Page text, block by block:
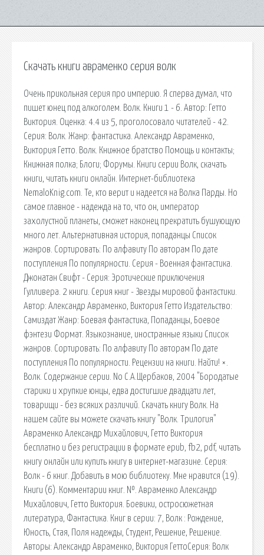
Скачать книги авраменко серия волк
Очень прикольная серия про империю. Я сперва думал, что
пишет юнец под алкоголем. Волк. Книги 1 - 6. Автор: Гетто
Виктория. Оценка: 4.4 из 5, проголосовало читателей - 42.
Серия: Волк. Жанр: фантастика. Александр Авраменко,
Виктория Гетто. Волк. Книжное братство Помощь и контакты;
Книжная полка; Блоги; Форумы. Книги серии Волк, скачать
книги, читать книги онлайн. Интернет-библиотека
NemaloKnig.com. Те, кто верит и надеется на Волка Парды. Но
самое главное - надежда на то, что он, император
захолустной планеты, сможет наконец прекратить бушующую
много лет. Альтернативная история, попаданцы Список
жанров. Сортировать: По алфавиту По авторам По дате
поступления По популярности. Серия - Военная фантастика.
Джонатан Свифт - Серия: Эротические приключения
Гулливера. 2 книги. Серия книг - Звезды мировой фантастики.
Автор: Александр Авраменко, Виктория Гетто Издательство:
Самиздат Жанр: Боевая фантастика, Попаданцы, Боевое
фэнтези Формат. Языкознание, иностранные языки Список
жанров. Сортировать: По алфавиту По авторам По дате
поступления По популярности. Рецензии на книги. Найти! ×.
Волк. Содержание серии. No С.А.Щербаков, 2004 "Бородатые
старики и хрупкие юнцы, едва достигшие двадцати лет,
товарищи - без всяких различий. Скачать книгу Волк. На
нашем сайте вы можете скачать книгу "Волк. Трилогия"
Авраменко Александр Михайлович, Гетто Виктория
бесплатно и без регистрации в формате epub, fb2, pdf, читать
книгу онлайн или купить книгу в интернет-магазине. Серия:
Волк - 6 книг. Добавить в мою библиотеку. Мне нравится (19).
Книги (6). Комментарии книг. №. Авраменко Александр
Михайлович, Гетто Виктория. Боевики, остросюжетная
литература, Фантастика. Книг в серии: 7, Волк : Рождение,
Юность, Стая, Поля надежды, Студент, Решение, Решение.
Авторы: Александр Авраменко, Виктория ГеттоСерия: Волк